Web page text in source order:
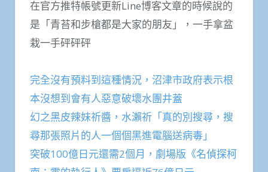
在官方推特帳號更新Line博客文章的時候說的
是「青苔和步槍都是大家的朋友」，一手拿盆
栽一手砰砰砰
完全沒有預料到這種情況，沼津市政府表示根
本沒想到會有人惡意破壞水團井蓋
幻之黑皮辣妹祈醬，水瀨祈「真的別搜尋，搜
尋那張照片的人一個個黑進電腦送病毒」
突破100億日元還需2個月，劇場版《名偵探柯